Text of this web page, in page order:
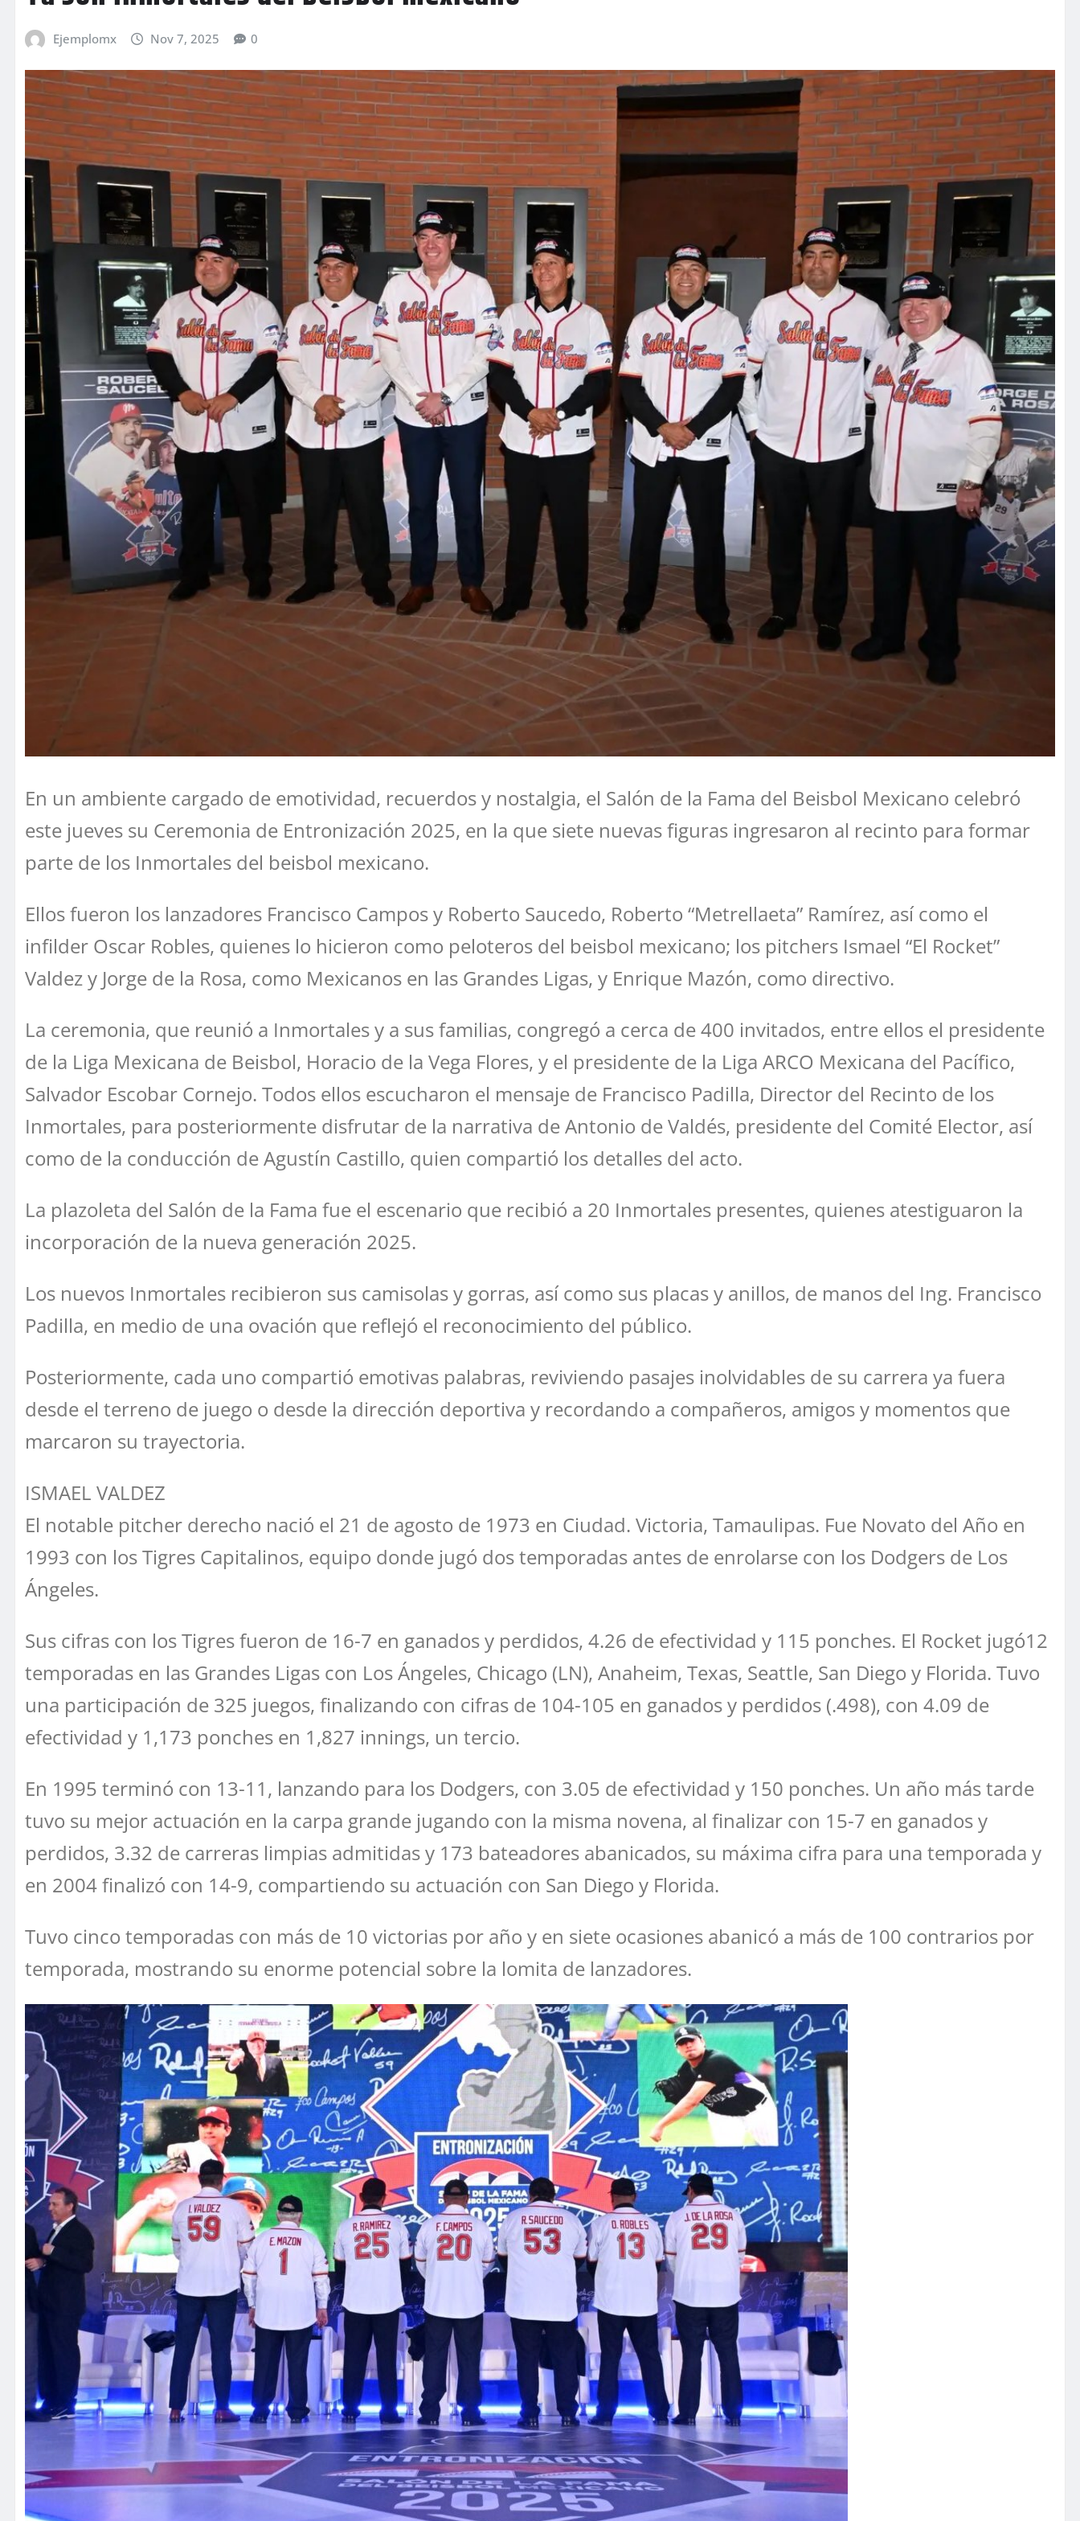
Ejemplomx Nov 7, 2025 0
En un ambiente cargado de emotividad, recuerdos y nostalgia, el Salón de la Fama del Beisbol Mexicano celebró
este jueves su Ceremonia de Entronización 2025, en la que siete nuevas figuras ingresaron al recinto para formar
parte de los Inmortales del beisbol mexicano.
Ellos fueron los lanzadores Francisco Campos y Roberto Saucedo, Roberto “Metrellaeta” Ramírez, así como el
infilder Oscar Robles, quienes lo hicieron como peloteros del beisbol mexicano; los pitchers Ismael “El Rocket”
Valdez y Jorge de la Rosa, como Mexicanos en las Grandes Ligas, y Enrique Mazón, como directivo.
La ceremonia, que reunió a Inmortales y a sus familias, congregó a cerca de 400 invitados, entre ellos el presidente
de la Liga Mexicana de Beisbol, Horacio de la Vega Flores, y el presidente de la Liga ARCO Mexicana del Pacífico,
Salvador Escobar Cornejo. Todos ellos escucharon el mensaje de Francisco Padilla, Director del Recinto de los
Inmortales, para posteriormente disfrutar de la narrativa de Antonio de Valdés, presidente del Comité Elector, así
como de la conducción de Agustín Castillo, quien compartió los detalles del acto.
La plazoleta del Salón de la Fama fue el escenario que recibió a 20 Inmortales presentes, quienes atestiguaron la
incorporación de la nueva generación 2025.
Los nuevos Inmortales recibieron sus camisolas y gorras, así como sus placas y anillos, de manos del Ing. Francisco
Padilla, en medio de una ovación que reflejó el reconocimiento del público.
Posteriormente, cada uno compartió emotivas palabras, reviviendo pasajes inolvidables de su carrera ya fuera
desde el terreno de juego o desde la dirección deportiva y recordando a compañeros, amigos y momentos que
marcaron su trayectoria.
ISMAEL VALDEZ
El notable pitcher derecho nació el 21 de agosto de 1973 en Ciudad. Victoria, Tamaulipas. Fue Novato del Año en
1993 con los Tigres Capitalinos, equipo donde jugó dos temporadas antes de enrolarse con los Dodgers de Los
Ángeles.
Sus cifras con los Tigres fueron de 16-7 en ganados y perdidos, 4.26 de efectividad y 115 ponches. El Rocket jugó12
temporadas en las Grandes Ligas con Los Ángeles, Chicago (LN), Anaheim, Texas, Seattle, San Diego y Florida. Tuvo
una participación de 325 juegos, finalizando con cifras de 104-105 en ganados y perdidos (.498), con 4.09 de
efectividad y 1,173 ponches en 1,827 innings, un tercio.
En 1995 terminó con 13-11, lanzando para los Dodgers, con 3.05 de efectividad y 150 ponches. Un año más tarde
tuvo su mejor actuación en la carpa grande jugando con la misma novena, al finalizar con 15-7 en ganados y
perdidos, 3.32 de carreras limpias admitidas y 173 bateadores abanicados, su máxima cifra para una temporada y
en 2004 finalizó con 14-9, compartiendo su actuación con San Diego y Florida.
Tuvo cinco temporadas con más de 10 victorias por año y en siete ocasiones abanicó a más de 100 contrarios por
temporada, mostrando su enorme potencial sobre la lomita de lanzadores.